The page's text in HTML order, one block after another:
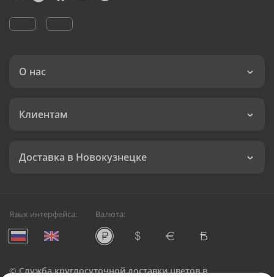
О нас
Клиентам
Доставка в Новокузнецке
Язык интерфейса: Валюта:
©Служба круглосуточной доставки цветов в